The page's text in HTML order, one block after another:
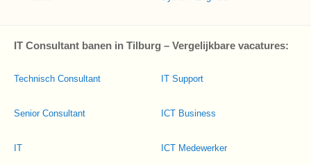
IT Consultant banen in Tilburg – Vergelijkbare vacatures:
Technisch Consultant
Senior Consultant
IT
IT Support
ICT Business
ICT Medewerker